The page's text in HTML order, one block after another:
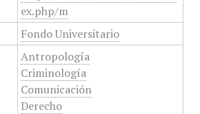
ex.php/m
Fondo Universitario
Antropología
Criminología
Comunicación
Derecho